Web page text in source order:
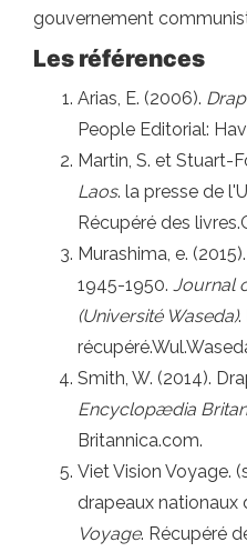
gouvernement
Les références
Arias, E. (2006).
People Editorial:
Martin, S. et Stuart-
Laos. la presse de
Récupéré des
Murashima, e.
1945-1950. Journal
(Université Waseda).
Smith, W. (2014).
Encyclopædia
Britannica.com.
Viet Vision Voyage.
drapeaux nationaux
Voyage. Récupéré